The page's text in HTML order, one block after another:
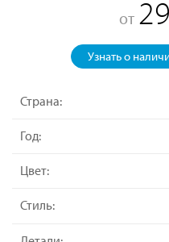
от
Узнать о
Страна:
Год:
Цвет:
Стиль: